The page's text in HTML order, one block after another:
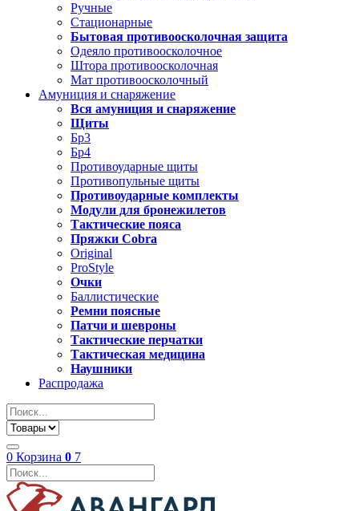
Ручные
Стационарные
Бытовая противоосколочная защита
Одеяло противоосколочное
Штора противоосколочная
Мат противоосколочный
Амуниция и снаряжение
Вся амуниция и снаряжение
Щиты
Бр3
Бр4
Противоударные щиты
Противопульные щиты
Противоударные комплекты
Модули для бронежилетов
Тактические пояса
Пряжки Cobra
Original
ProStyle
Очки
Баллистические
Ремни поясные
Патчи и шевроны
Тактические перчатки
Тактическая медицина
Наушники
Распродажа
0 Корзина 0 7